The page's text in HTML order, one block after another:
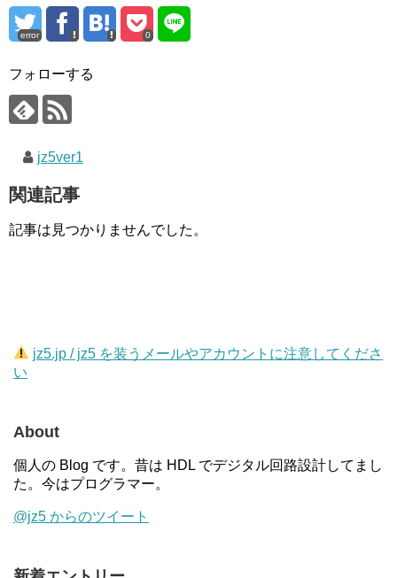
error 0
フォローする
jz5ver1
関連記事
記事は見つかりませんでした。
jz5.jp / jz5 を装うメールやアカウントに注意してくださ
い
About
個人の Blog です。昔は HDL でデジタル回路設計してまし
た。今はプログラマー。
@jz5 からのツイート